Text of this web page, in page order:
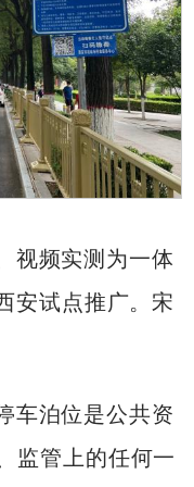
视频实测为一体
安试点推广。宋
车泊位是公共资
监管上的任何一